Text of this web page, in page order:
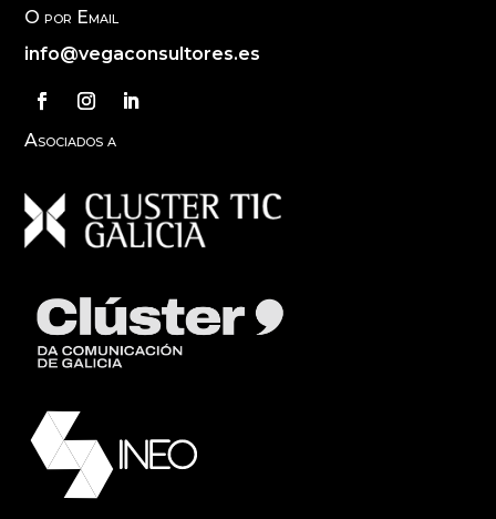
O por Email
info@vegaconsultores.es
Asociados a